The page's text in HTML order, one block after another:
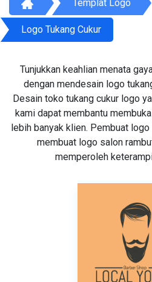
Templat Logo
Logo Tukang Cukur
Tunjukkan keahlian menata
dengan mendesain logo
Desain toko tukang cukur logo
kami dapat membantu
lebih banyak klien. Pembuat
membuat logo salon
memperoleh